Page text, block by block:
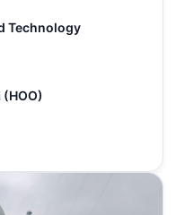
Technology
(НОО)